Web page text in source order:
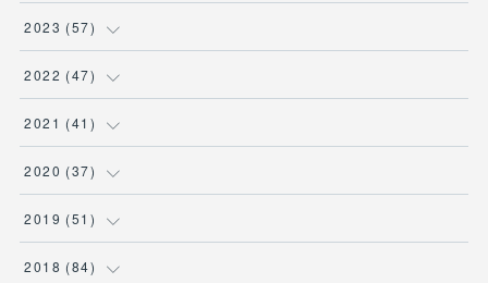
(3)
(5)
(4)
(3)
( 2 )
(7)
(8)
( 9 )
(3)
2023 (57)
(7)
( 6 )
(4)
( 3 )
2022 (47)
(7 )
(7)
(3 )
( 7 )
2021 (41 )
(2)
(3 )
( 2 )
2020 (37)
(7 )
(1 )
2019 (51 )
(1)
2018 (84)